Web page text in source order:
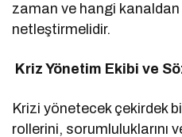
zaman ve hangi kanaldan
netleştirmelidir.
Kriz Yönetim Ekibi ve
Krizi yönetecek çekirdek
rollerini, sorumluluklarını